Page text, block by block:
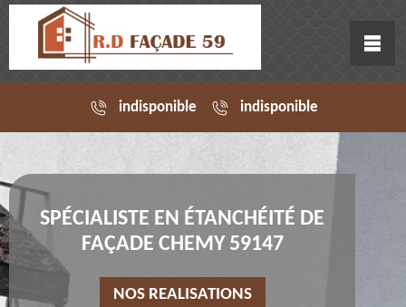
indisponible indisponible
SPÉCIALISTE EN ÉTANCHÉITÉ DE
FAÇADE CHEMY 59147
NOS REALISATIONS